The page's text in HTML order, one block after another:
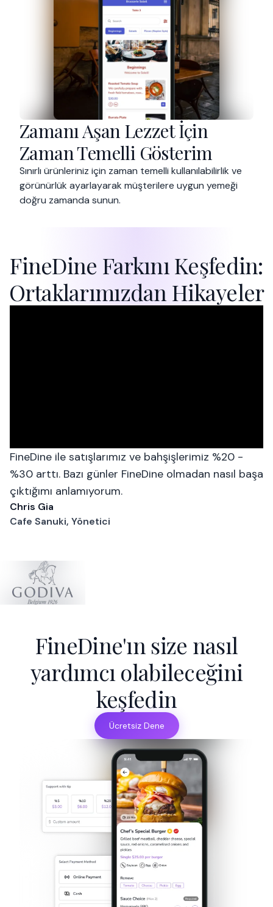
Zamanı Aşan Lezzet İçin
Zaman Temelli Gösterim
Sınırlı ürünleriniz için zaman temelli kullanılabilirlik ve
görünürlük ayarlayarak müşterilere uygun yemeği
doğru zamanda sunun.
FineDine Farkını Keşfedin:
Ortaklarımızdan Hikayeler
FineDine ile satışlarımız ve bahşişlerimiz %20 -
%30 arttı. Bazı günler FineDine olmadan nasıl başa
çıktığımı anlamıyorum.
Chris Gia
Cafe Sanuki, Yönetici
FineDine'ın size nasıl
yardımcı olabileceğini
keşfedin
Ücretsiz Dene